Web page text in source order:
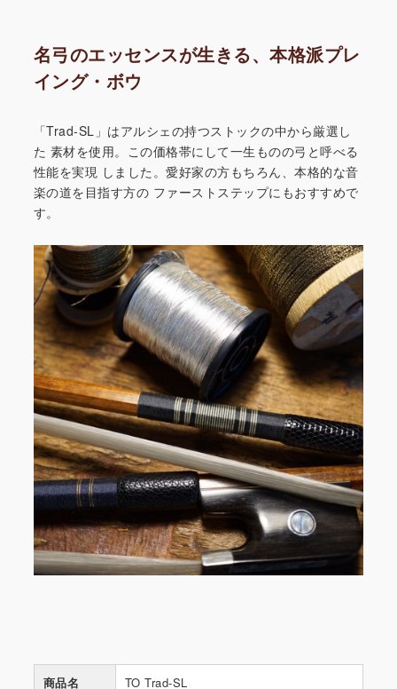
名弓のエッセンスが生きる、本格派プレ
イング・ボウ
「Trad-SL」はアルシェの持つストックの中から厳選し
た 素材を使用。この価格帯にして一生ものの弓と呼べる
性能を実現 しました。愛好家の方もちろん、本格的な音
楽の道を目指す方の ファーストステップにもおすすめで
す。
商品名 TO Trad-SL